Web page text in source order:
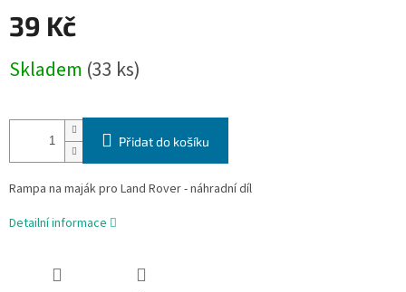
39 Kč
cena:
Skladem (33 ks)
Přidat do košíku
Rampa na maják pro Land Rover - náhradní díl
Detailní informace